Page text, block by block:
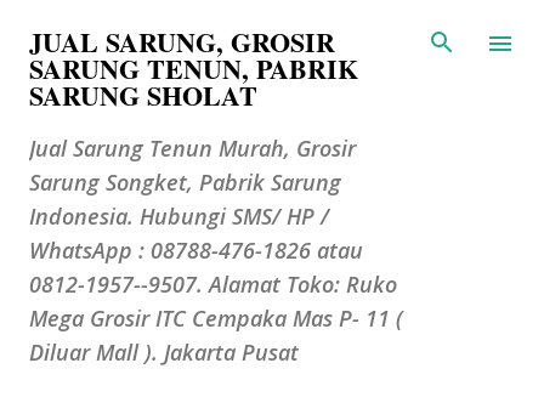
JUAL SARUNG, GROSIR
SARUNG TENUN, PABRIK
SARUNG SHOLAT
Jual Sarung Tenun Murah, Grosir
Sarung Songket, Pabrik Sarung
Indonesia. Hubungi SMS/ HP /
WhatsApp : 08788-476-1826 atau
0812-1957--9507. Alamat Toko: Ruko
Mega Grosir ITC Cempaka Mas P- 11 (
Diluar Mall ). Jakarta Pusat